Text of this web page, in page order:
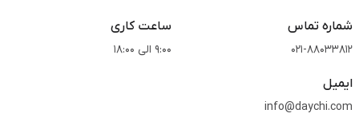
شماره تماس
021-88033812
ساعت کاری
9:00 الی 18:00
ایمیل
info@daychi.com